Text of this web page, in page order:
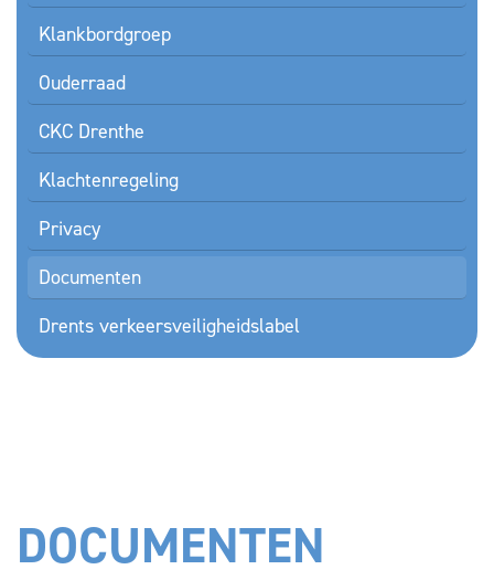
Klankbordgroep
Ouderraad
CKC Drenthe
Klachtenregeling
Privacy
Documenten
Drents verkeersveiligheidslabel
DOCUMENTEN